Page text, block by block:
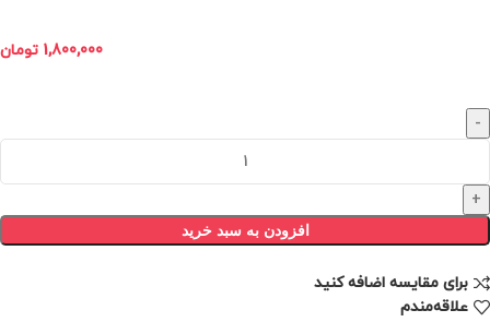
1,800,000 تومان
افزودن به سبد خرید
برای مقایسه اضافه کنید
علاقه‌مندم